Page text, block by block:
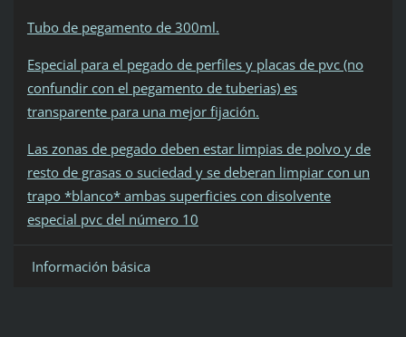
Tubo de pegamento de 300ml.
Especial para el pegado de perfiles y placas de pvc (no
confundir con el pegamento de tuberias) es
transparente para una mejor fijación.
Las zonas de pegado deben estar limpias de polvo y de
resto de grasas o suciedad y se deberan limpiar con un
trapo *blanco* ambas superficies con disolvente
especial pvc del número 10
Información básica